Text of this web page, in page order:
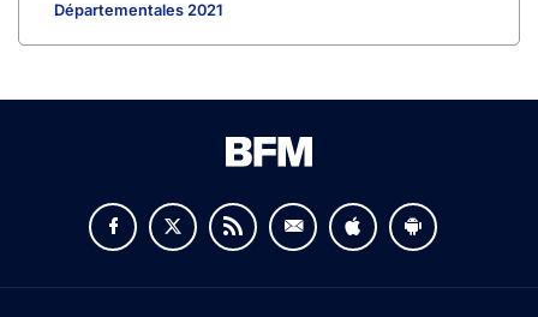
Départementales 2021